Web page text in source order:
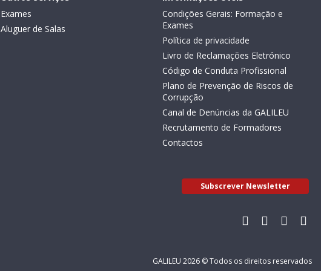
Exames
Aluguer de Salas
Condições Gerais: Formação e
Exames
Política de privacidade
Livro de Reclamações Eletrónico
Código de Conduta Profissional
Plano de Prevenção de Riscos de
Corrupção
Canal de Denúncias da GALILEU
Recrutamento de Formadores
Contactos
Subscrever Newsletter
GALILEU 2026 © Todos os direitos reservados